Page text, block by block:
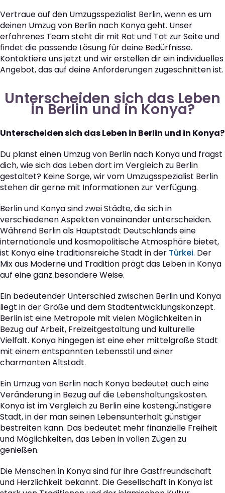
Vertraue auf den Umzugsspezialist Berlin, wenn es um
deinen Umzug von Berlin nach Konya geht. Unser
erfahrenes Team steht dir mit Rat und Tat zur Seite und
findet die passende Lösung für deine Bedürfnisse.
Kontaktiere uns jetzt und wir erstellen dir ein individuelles
Angebot, das auf deine Anforderungen zugeschnitten ist.
Unterscheiden sich das Leben
in Berlin und in Konya?
Unterscheiden sich das Leben in Berlin und in Konya?
Du planst einen Umzug von Berlin nach Konya und fragst
dich, wie sich das Leben dort im Vergleich zu Berlin
gestaltet? Keine Sorge, wir vom Umzugsspezialist Berlin
stehen dir gerne mit Informationen zur Verfügung.
Berlin und Konya sind zwei Städte, die sich in
verschiedenen Aspekten voneinander unterscheiden.
Während Berlin als Hauptstadt Deutschlands eine
internationale und kosmopolitische Atmosphäre bietet,
ist Konya eine traditionsreiche Stadt in der Türkei. Der
Mix aus Moderne und Tradition prägt das Leben in Konya
auf eine ganz besondere Weise.
Ein bedeutender Unterschied zwischen Berlin und Konya
liegt in der Größe und dem Stadtentwicklungskonzept.
Berlin ist eine Metropole mit vielen Möglichkeiten in
Bezug auf Arbeit, Freizeitgestaltung und kulturelle
Vielfalt. Konya hingegen ist eine eher mittelgroße Stadt
mit einem entspannten Lebensstil und einer
charmanten Altstadt.
Ein Umzug von Berlin nach Konya bedeutet auch eine
Veränderung in Bezug auf die Lebenshaltungskosten.
Konya ist im Vergleich zu Berlin eine kostengünstigere
Stadt, in der man seinen Lebensunterhalt günstiger
bestreiten kann. Das bedeutet mehr finanzielle Freiheit
und Möglichkeiten, das Leben in vollen Zügen zu
genießen.
Die Menschen in Konya sind für ihre Gastfreundschaft
und Herzlichkeit bekannt. Die Gesellschaft in Konya ist